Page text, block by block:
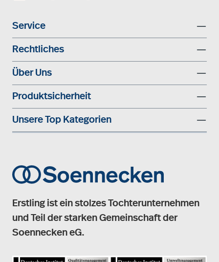
Service
Rechtliches
Über Uns
Produktsicherheit
Unsere Top Kategorien
Erstling ist ein stolzes Tochterunternehmen
und Teil der starken Gemeinschaft der
Soennecken eG.